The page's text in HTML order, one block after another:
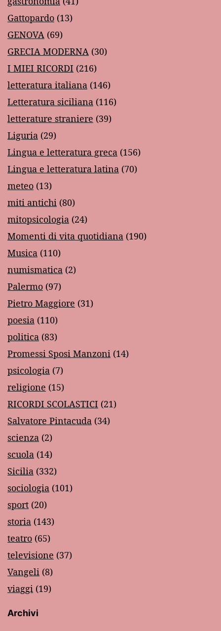
Gattopardo (13)
GENOVA (69)
GRECIA MODERNA (30)
I MIEI RICORDI (216)
letteratura italiana (146)
Letteratura siciliana (116)
letterature straniere (39)
Liguria (29)
Lingua e letteratura greca (156)
Lingua e letteratura latina (70)
meteo (13)
miti antichi (80)
mitopsicologia (24)
Momenti di vita quotidiana (190)
Musica (110)
numismatica (2)
Palermo (97)
Pietro Maggiore (31)
poesia (110)
politica (83)
Promessi Sposi Manzoni (14)
psicologia (7)
religione (15)
RICORDI SCOLASTICI (21)
Salvatore Pintacuda (34)
scienza (2)
scuola (14)
Sicilia (332)
sociologia (101)
sport (20)
storia (143)
teatro (65)
televisione (37)
Vangeli (8)
viaggi (19)
Archivi